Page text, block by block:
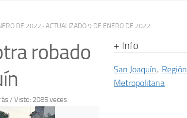
DE 2022 · ACTUALIZADO9 DE ENERO DE 2022
robado
/ Visto: 2085 veces
+ Info
San Joaquín, Región
Metropolitana